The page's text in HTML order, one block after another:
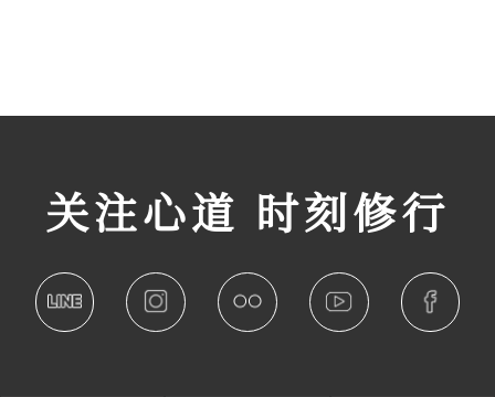
关注心道 时刻修行